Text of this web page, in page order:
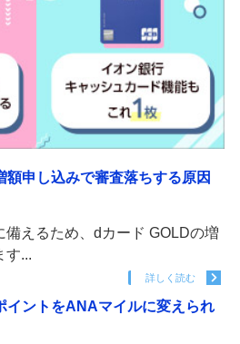
額申し込みで審査落ちする原因
備えるため、dカード GOLDの増
す...
詳しく読む
イントをANAマイルに変えられ